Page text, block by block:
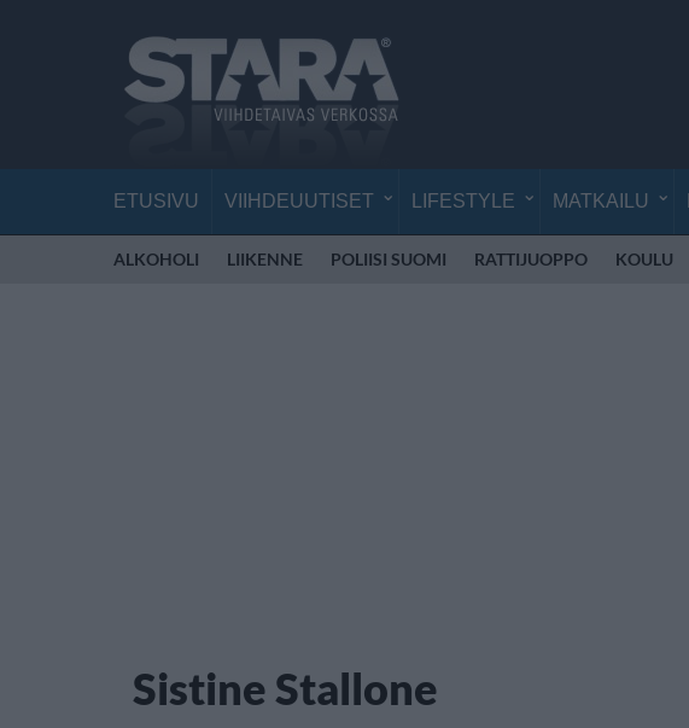
ETUSIVU VIIHDEUUTISET LIFESTYLE MATKAILU
ALKOHOLI LIIKENNE POLIISI SUOMI RATTIJUOPPO KOULU
Sistine Stallone